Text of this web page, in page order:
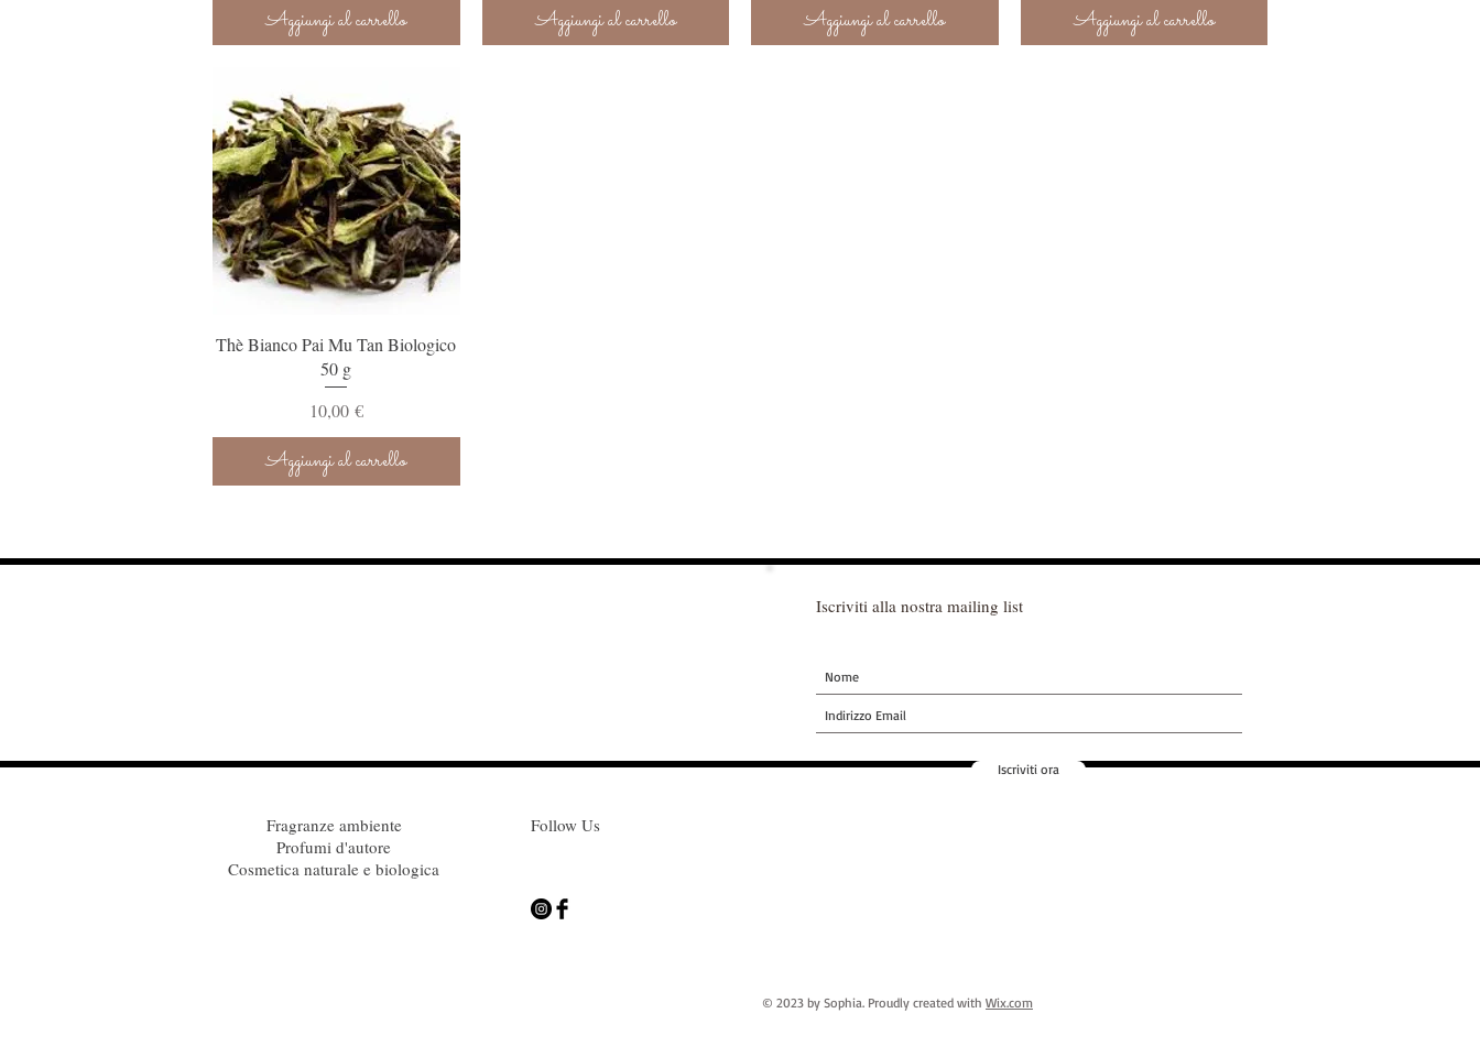
Aggiungi al carrello Aggiungi al carrello Aggiungi al carrello Aggiungi al carrello
Vista rapida
Thè Bianco Pai Mu Tan Biologico
50 g
Prezzo
10,00 €
Aggiungi al carrello
Fragranze ambiente
Profumi d'autore
Cosmetica naturale e biologica
Follow Us
Iscriviti alla nostra mailing list
Iscriviti ora
© 2023 by Sophia. Proudly created with Wix.com